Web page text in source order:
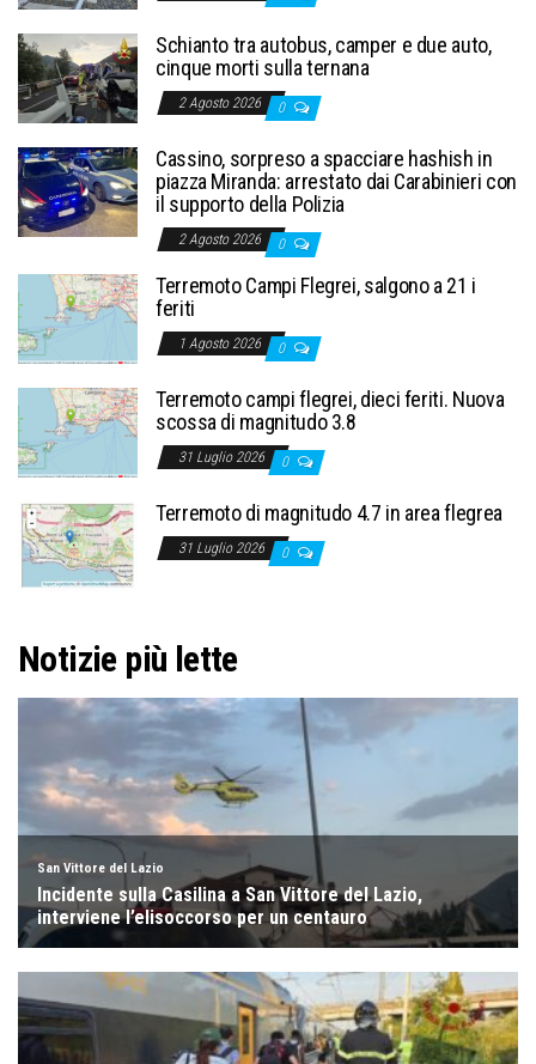
Schianto tra autobus, camper e due auto,
cinque morti sulla ternana
2 Agosto 2026 0
Cassino, sorpreso a spacciare hashish in
piazza Miranda: arrestato dai Carabinieri con
il supporto della Polizia
2 Agosto 2026 0
Terremoto Campi Flegrei, salgono a 21 i
feriti
1 Agosto 2026 0
Terremoto campi flegrei, dieci feriti. Nuova
scossa di magnitudo 3.8
31 Luglio 2026 0
Terremoto di magnitudo 4.7 in area flegrea
31 Luglio 2026 0
Notizie più lette